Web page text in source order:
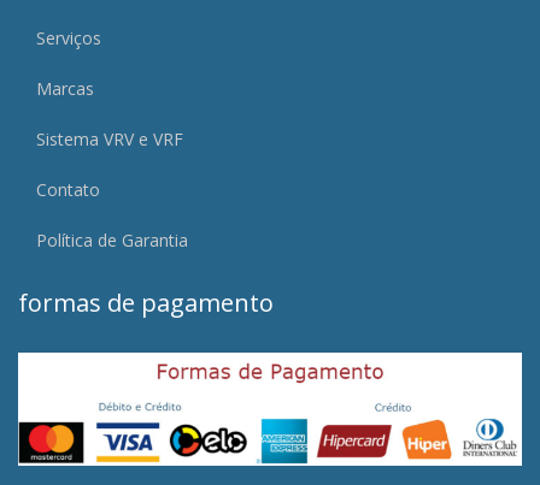
Serviços
Marcas
Sistema VRV e VRF
Contato
Política de Garantia
formas de pagamento